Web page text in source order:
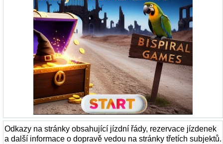
Odkazy na stránky obsahující jízdní řády, rezervace jízdenek
a další informace o dopravě vedou na stránky třetích subjektů.